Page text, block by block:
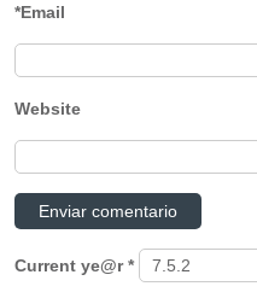
*Email
Website
Current ye@r*